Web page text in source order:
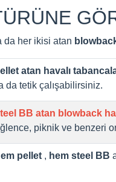
da her ikisi atan
atan havalı
da tetik çalışabilirsiniz.
BB atan blowback
piknik ve benzeri
pellet , hem steel BB